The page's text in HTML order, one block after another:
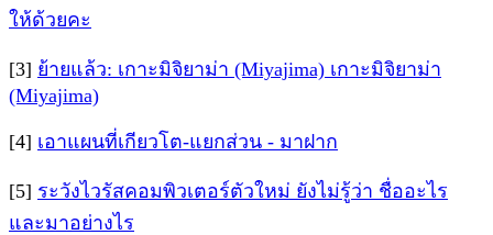
ให้ด้วยคะ
[3] ย้ายแล้ว: เกาะมิจิยาม่า (Miyajima) เกาะมิจิยาม่า
(Miyajima)
[4] เอาแผนที่เกียวโต-แยกส่วน - มาฝาก
[5] ระวังไวรัสคอมพิวเตอร์ตัวใหม่ ยังไม่รู้ว่า ชื่ออะไร
และมาอย่างไร